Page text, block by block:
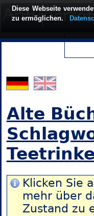
Alte
Klicken Sie
mehr über
Zustand zu
Diese Webseite
zu ermöglichen.